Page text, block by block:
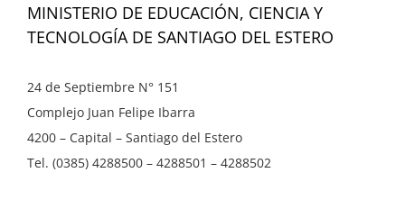
MINISTERIO DE EDUCACIÓN, CIENCIA Y
TECNOLOGÍA DE SANTIAGO DEL ESTERO
24 de Septiembre N° 151
Complejo Juan Felipe Ibarra
4200 – Capital – Santiago del Estero
Tel. (0385) 4288500 – 4288501 – 4288502